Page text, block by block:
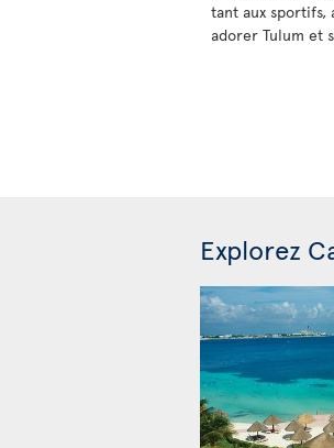
tant aux sportifs,
adorer Tulum et
Explorez